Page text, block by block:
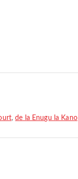
,de la Enugu la Kano